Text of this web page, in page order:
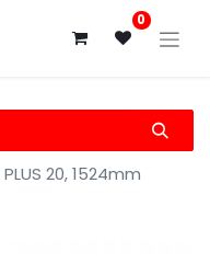
0
20, 1524mm